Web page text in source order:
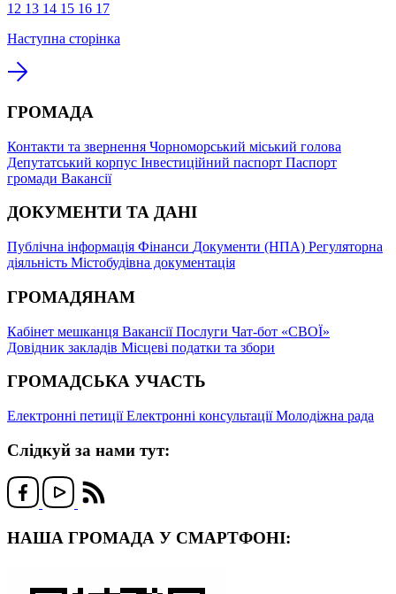
12 13 14 15 16 17
Наступна сторінка
ГРОМАДА
Контакти та звернення Чорноморський міський голова
Депутатський корпус Інвестиційний паспорт Паспорт
громади Вакансії
ДОКУМЕНТИ ТА ДАНІ
Публічна інформація Фінанси Документи (НПА) Регуляторна
діяльність Містобудівна документація
ГРОМАДЯНАМ
Кабінет мешканця ВакансіїПослуги Чат-бот «СВОЇ»
Довідник закладів Місцеві податки та збори
ГРОМАДСЬКА УЧАСТЬ
Електронні петиціїЕлектронні консультаціїМолодіжна рада
Слідкуй за нами тут:
НАША ГРОМАДА У СМАРТФОНІ: